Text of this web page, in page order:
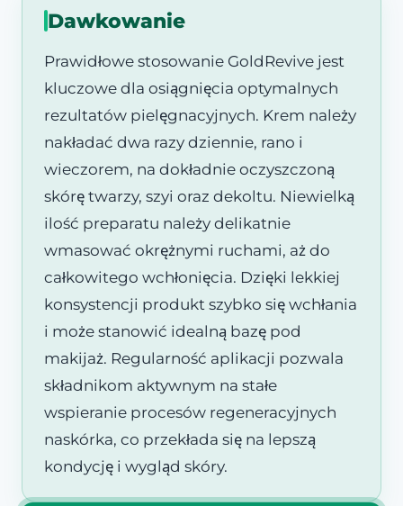
Dawkowanie
Prawidłowe stosowanie GoldRevive jest
kluczowe dla osiągnięcia optymalnych
rezultatów pielęgnacyjnych. Krem należy
nakładać dwa razy dziennie, rano i
wieczorem, na dokładnie oczyszczoną
skórę twarzy, szyi oraz dekoltu. Niewielką
ilość preparatu należy delikatnie
wmasować okrężnymi ruchami, aż do
całkowitego wchłonięcia. Dzięki lekkiej
konsystencji produkt szybko się wchłania
i może stanowić idealną bazę pod
makijaż. Regularność aplikacji pozwala
składnikom aktywnym na stałe
wspieranie procesów regeneracyjnych
naskórka, co przekłada się na lepszą
kondycję i wygląd skóry.